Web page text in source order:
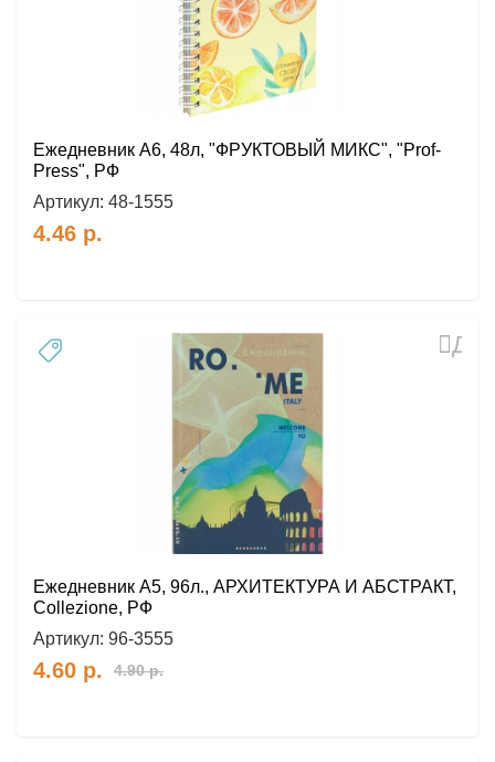
Ежедневник А6, 48л, "ФРУКТОВЫЙ МИКС", "Prof-
Press", РФ
Артикул: 48-1555
4.46 р.
Ежедневник А5, 96л., АРХИТЕКТУРА И АБСТРАКТ,
Collezione, РФ
Артикул: 96-3555
4.60 р. 4.90р.